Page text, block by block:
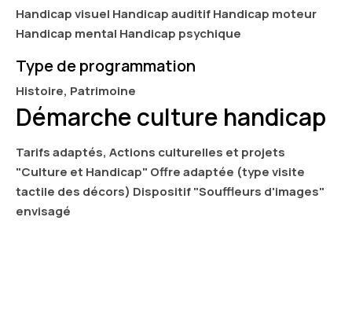
Handicap visuel Handicap auditif Handicap moteur
Handicap mental Handicap psychique
Type de programmation
Histoire, Patrimoine
Démarche culture handicap
Tarifs adaptés, Actions culturelles et projets
"Culture et Handicap" Offre adaptée (type visite
tactile des décors) Dispositif "Souffleurs d'images"
envisagé